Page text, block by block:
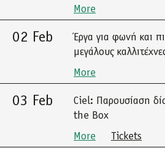
More
02 Feb
Έργα για φωνή και
μεγάλους
More
03 Feb
Ciel: Παρουσίαση
the Box
More
Tickets